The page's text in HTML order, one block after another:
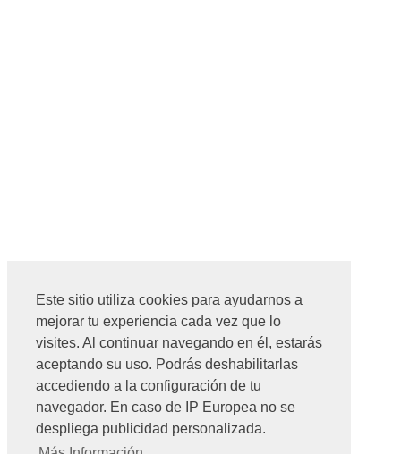
Este sitio utiliza cookies para ayudarnos a
mejorar tu experiencia cada vez que lo
visites. Al continuar navegando en él, estarás
aceptando su uso. Podrás deshabilitarlas
accediendo a la configuración de tu
navegador. En caso de IP Europea no se
despliega publicidad personalizada.